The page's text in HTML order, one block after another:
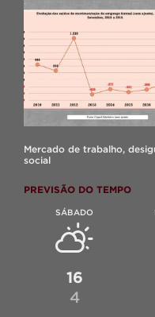
Mercado de trabalho,
social
PREVISÃO DO TEMPO
SÁBADO
16
4